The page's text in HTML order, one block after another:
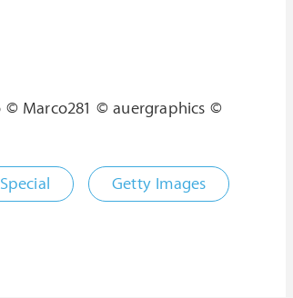
Marco281 © auergraphics ©
Getty Images